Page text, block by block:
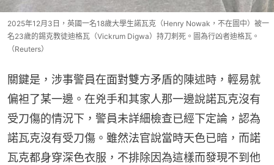
2025年12月3日，英國一名18歲大學生諾瓦克（Henry Nowak，不在圖中）被一
名23歲的錫克教徒迪格瓦（Vickrum Digwa）持刀刺死。圖為行凶者迪格瓦。
（Reuters）
關鍵是，涉事警員在面對雙方矛盾的陳述時，輕易就
偏袒了某一邊。在兇手和其家人那一邊說諾瓦克沒有
受刀傷的情況下，警員未詳細檢查已經下定論，認為
諾瓦克沒有受刀傷。雖然法官說當時天色已暗，而諾
瓦克都身穿深色衣服，不排除因為這樣而發現不到他